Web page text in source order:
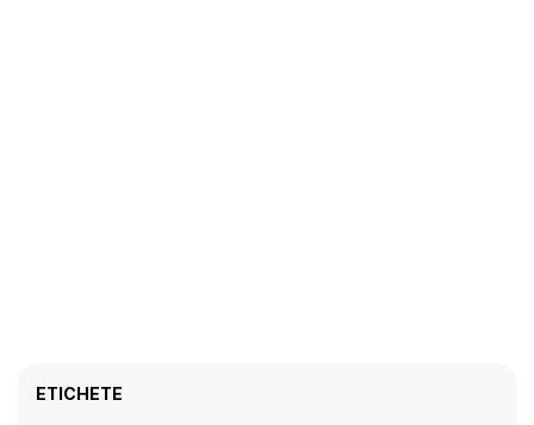
ETICHETE